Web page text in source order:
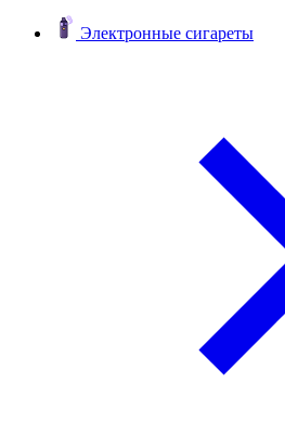
Электронные сигареты